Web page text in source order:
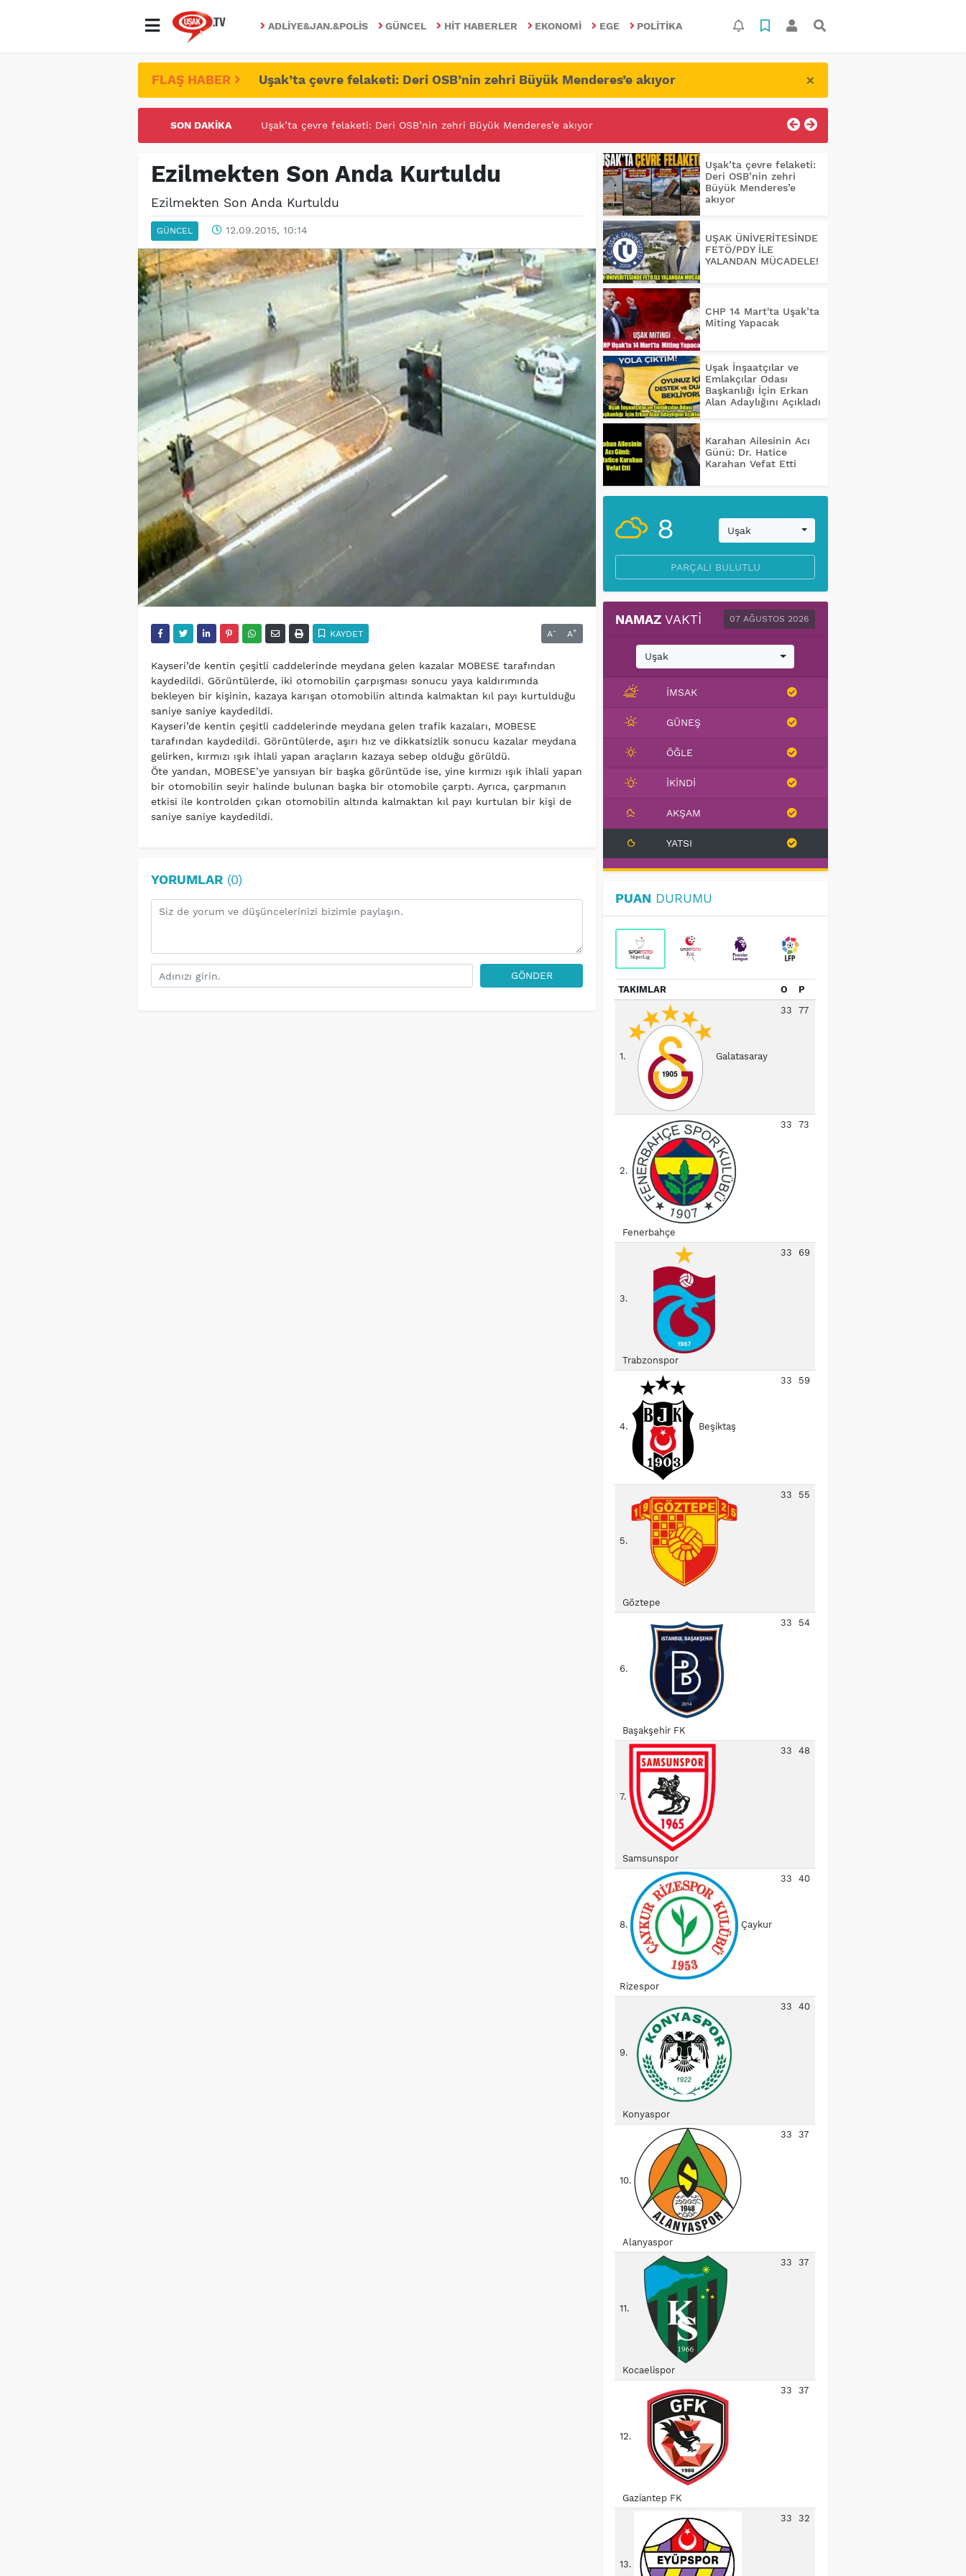
ADLIYE&JAN.&POLIS GÜNCEL HIT HABERLER EKONOMI EGE POLITIKA
FLAŞ HABER Uşak’ta çevre felaketi: Deri OSB’nin zehri Büyük Menderes’e akıyor ×
SON DAKIKA UŞAK ÜNİVERİTESİNDE FETÖ/PDY İLE YALANDAN MÜCADELE!
Ezilmekten Son Anda Kurtuldu
Ezilmekten Son Anda Kurtuldu
GÜNCEL 12.09.2015, 10:14
KAYDET A- A+
Kayseri’de kentin çeşitli caddelerinde meydana gelen kazalar MOBESE tarafından
kaydedildi. Görüntülerde, iki otomobilin çarpışması sonucu yaya kaldırımında
bekleyen bir kişinin, kazaya karışan otomobilin altında kalmaktan kıl payı kurtulduğu
saniye saniye kaydedildi.
Kayseri’de kentin çeşitli caddelerinde meydana gelen trafik kazaları, MOBESE
tarafından kaydedildi. Görüntülerde, aşırı hız ve dikkatsizlik sonucu kazalar meydana
gelirken, kırmızı ışık ihlali yapan araçların kazaya sebep olduğu görüldü.
Öte yandan, MOBESE’ye yansıyan bir başka görüntüde ise, yine kırmızı ışık ihlali yapan
bir otomobilin seyir halinde bulunan başka bir otomobile çarptı. Ayrıca, çarpmanın
etkisi ile kontrolden çıkan otomobilin altında kalmaktan kıl payı kurtulan bir kişi de
saniye saniye kaydedildi.
YORUMLAR(0)
GÖNDER
Uşak’ta çevre felaketi:
Deri OSB’nin zehri
Büyük Menderes’e
akıyor
UŞAK ÜNİVERİTESİNDE
FETÖ/PDY İLE
YALANDAN MÜCADELE!
CHP 14 Mart'ta Uşak’ta
Miting Yapacak
Uşak İnşaatçılar ve
Emlakçılar Odası
Başkanlığı İçin Erkan
Alan Adaylığını Açıkladı
Karahan Ailesinin Acı
Günü: Dr. Hatice
Karahan Vefat Etti
8 Uşak
PARÇALI BULUTLU
NAMAZ VAKTI 07 AĞUSTOS 2026
Uşak
İMSAK
GÜNEŞ
ÖĞLE
İKINDI
AKŞAM
YATSI
PUAN DURUMU
TAKIMLAR O P
1. Galatasaray
33 77
2.
Fenerbahçe
33 73
3.
Trabzonspor
33 69
4. Beşiktaş
33 59
5.
Göztepe
33 55
6.
Başakşehir FK
33 54
7.
Samsunspor
33 48
8. Çaykur
Rizespor
33 40
9.
Konyaspor
33 40
10.
Alanyaspor
33 37
11.
Kocaelispor
33 37
12.
Gaziantep FK
33 37
13.
33 32